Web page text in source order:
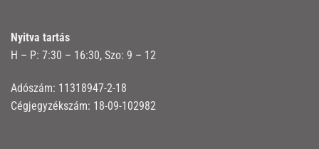
Nyitva tartás
H – P: 7:30 – 16:30, Szo: 9 – 12
Adószám: 11318947-2-18
Cégjegyzékszám: 18-09-102982